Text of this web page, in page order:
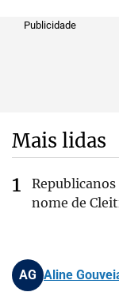
Publicidade
Mais lidas
nome de
AG Aline